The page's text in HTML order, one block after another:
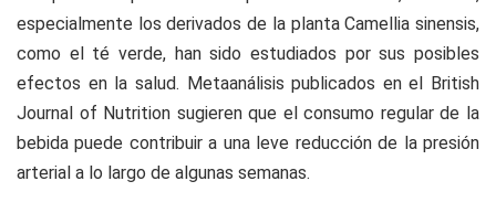
especialmente los derivados de la planta Camellia sinensis,
como el té verde, han sido estudiados por sus posibles
efectos en la salud. Metaanálisis publicados en el British
Journal of Nutrition sugieren que el consumo regular de la
bebida puede contribuir a una leve reducción de la presión
arterial a lo largo de algunas semanas.